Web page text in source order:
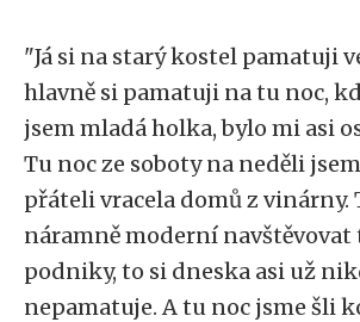
"Já si na starý kostel pamatuji
hlavně si pamatuji na tu noc,
jsem mladá holka, bylo mi asi
Tu noc ze soboty na neděli
přáteli vracela domů z vinárny.
náramně moderní navštěvovat
podniky, to si dneska asi už
nepamatuje. A tu noc jsme šli